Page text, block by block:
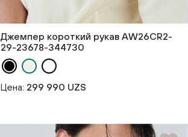
Джемпер короткий рукав AW26CR2-
29-23678-344730
Цена: 299 990 UZS